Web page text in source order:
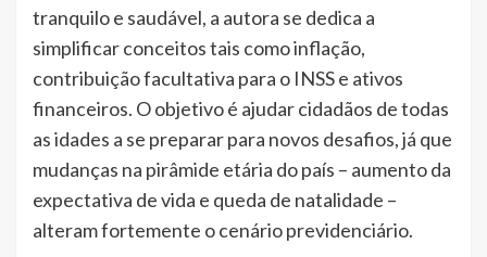
tranquilo e saudável, a autora se dedica a
simplificar conceitos tais como inflação,
contribuição facultativa para o INSS e ativos
financeiros. O objetivo é ajudar cidadãos de todas
as idades a se preparar para novos desafios, já que
mudanças na pirâmide etária do país – aumento da
expectativa de vida e queda de natalidade –
alteram fortemente o cenário previdenciário.